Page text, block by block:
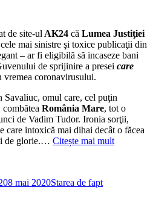
de site-ul AK24 că Lumea Justiţiei
mai sinistre şi toxice publicaţii din
– ar fi eligibilă să incaseze bani
de sprijinire a presei care
coronavirusului.
Savaliuc, omul care, cel puţin
combătea România Mare, tot o
de Vadim Tudor. Ironia sorţii,
care intoxică mai dihai decât o făcea
de glorie.… Citește mai mult
8 mai 2020Starea de fapt